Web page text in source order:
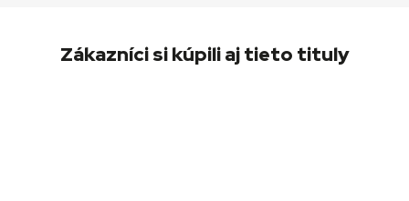
Zákazníci si kúpili aj tieto tituly